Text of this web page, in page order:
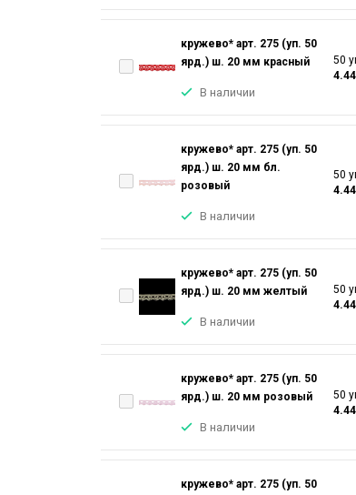
кружево* арт. 275 (уп. 50
ярд.) ш. 20 мм красный
В наличии
50
кружево* арт. 275 (уп. 50
ярд.) ш. 20 мм бл.
розовый
В наличии
50
кружево* арт. 275 (уп. 50
ярд.) ш. 20 мм желтый
В наличии
50
кружево* арт. 275 (уп. 50
ярд.) ш. 20 мм розовый
В наличии
50
кружево* арт. 275 (уп. 50